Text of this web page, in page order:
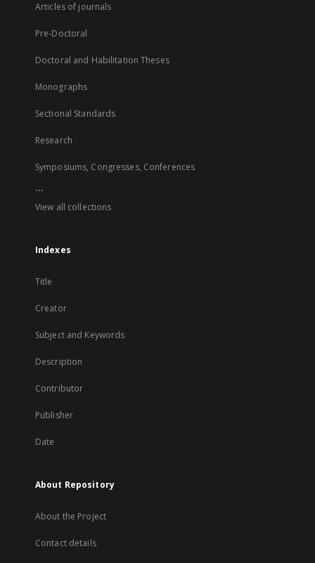
Articles of journals
Pre-Doctoral
Doctoral and Habilitation Theses
Monographs
Sectional Standards
Research
Symposiums, Congresses, Conferences
...
View all collections
Indexes
Title
Creator
Subject and Keywords
Description
Contributor
Publisher
Date
About Repository
About the Project
Contact details